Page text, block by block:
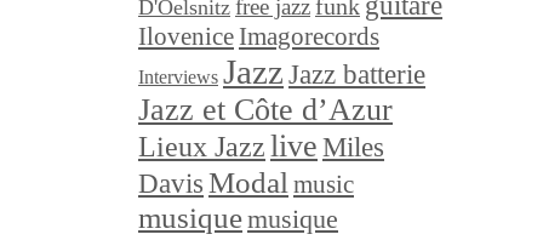
D'Oelsnitz free jazzfunk
Ilovenice Imagorecords
Interviews Jazz Jazz batterie
Jazz et Côte d’Azur
Lieux Jazzlive Miles
Davis Modal music
musiquemusique